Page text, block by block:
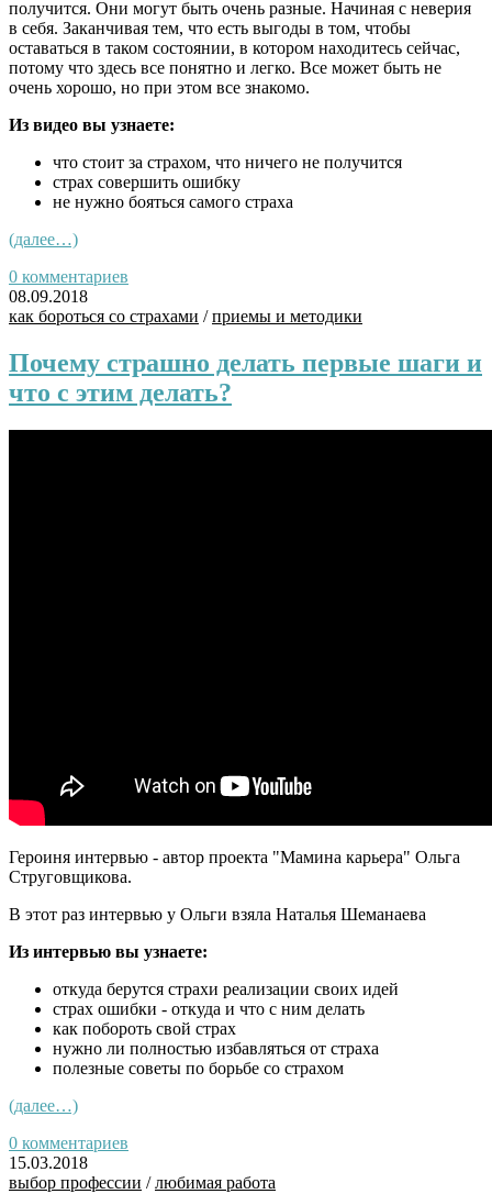
получится. Они могут быть очень разные. Начиная с неверия
в себя. Заканчивая тем, что есть выгоды в том, чтобы
оставаться в таком состоянии, в котором находитесь сейчас,
потому что здесь все понятно и легко. Все может быть не
очень хорошо, но при этом все знакомо.
Из видео вы узнаете:
что стоит за страхом, что ничего не получится
страх совершить ошибку
не нужно бояться самого страха
(далее…)
0 комментариев
08.09.2018
как бороться со страхами /приемы и методики
Почему страшно делать первые шаги и
что с этим делать?
Героиня интервью - автор проекта "Мамина карьера" Ольга
Струговщикова.
В этот раз интервью у Ольги взяла Наталья Шеманаева
Из интервью вы узнаете:
откуда берутся страхи реализации своих идей
страх ошибки - откуда и что с ним делать
как побороть свой страх
нужно ли полностью избавляться от страха
полезные советы по борьбе со страхом
(далее…)
0 комментариев
15.03.2018
выбор профессии /любимая работа